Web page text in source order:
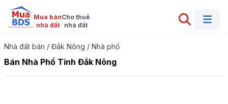
Mua bán
nhà đất
Cho thuê
nhà đất
Nhà đất bán / Đắk Nông / Nhà phố
Bán Nhà Phố Tỉnh Đắk Nông